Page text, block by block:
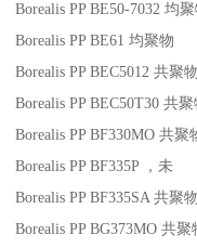
Borealis PP BE50-7032 均聚
Borealis PP BE61 均聚物
Borealis PP BEC5012 共聚物
Borealis PP BEC50T30 共聚
Borealis PP BF330MO 共聚
Borealis PP BF335P
，未
Borealis PP BF335SA 共聚物
Borealis PP BG373MO 共聚